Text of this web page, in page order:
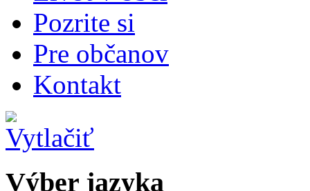
Pozrite si
Pre občanov
Kontakt
Výber jazyka